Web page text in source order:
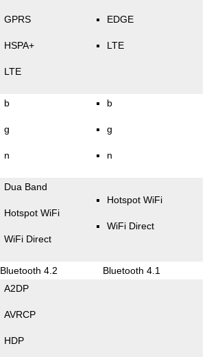
GPRS
HSPA+
LTE
EDGE
LTE
b
g
n
b
g
n
Dua Band
Hotspot WiFi
WiFi Direct
Hotspot WiFi
WiFi Direct
Bluetooth 4.2 Bluetooth 4.1
A2DP
AVRCP
HDP